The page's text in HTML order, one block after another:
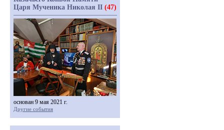
Царя Мученика Николая II (47)
основан 9 мая 2021 г.
Другие события